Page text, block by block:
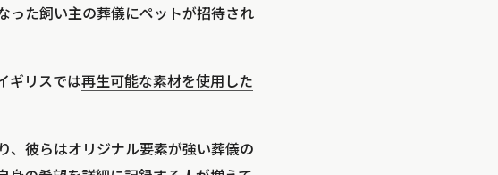
った飼い主の葬儀にペットが招待され
ギリスでは再生可能な素材を使用した
、彼らはオリジナル要素が強い葬儀の